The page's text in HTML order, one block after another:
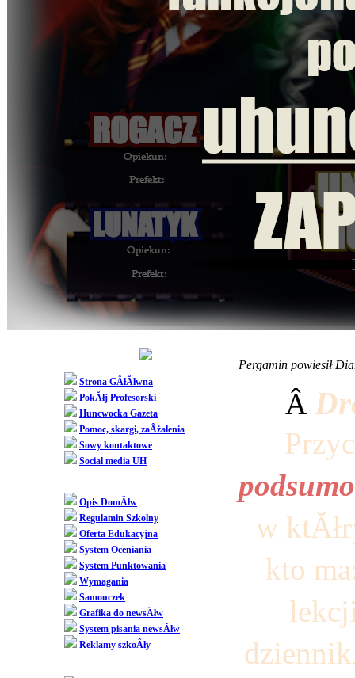
Strona GÂłĂłwna
PokĂłj Profesorski
Huncwocka Gazeta
Pomoc, skargi, zaÂżalenia
Sowy kontaktowe
Social media UH
Opis DomĂłw
Regulamin Szkolny
Oferta Edukacyjna
System Oceniania
System Punktowania
Wymagania
Samouczek
Grafika do newsĂłw
System pisania newsĂłw
Reklamy szkoÂły
Pergamin powiesił
Â
w
kto